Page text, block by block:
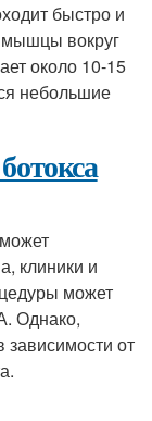
быстро и
мышцы вокруг
около 10-15
небольшие
клиники и
может
Однако,
от